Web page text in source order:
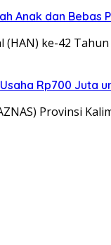
Anak dan Bebas
ke-42
Rp700 Juta
Provinsi